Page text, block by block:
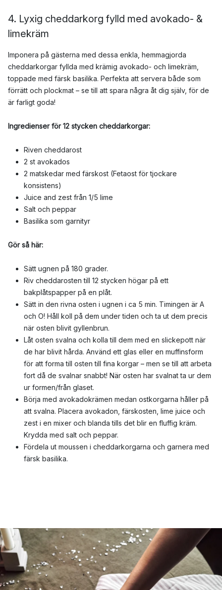
4. Lyxig cheddarkorg fylld med avokado- &
limekräm
Imponera på gästerna med dessa enkla, hemmagjorda
cheddarkorgar fyllda med krämig avokado- och limekräm,
toppade med färsk basilika. Perfekta att servera både som
förrätt och plockmat – se till att spara några åt dig själv, för de
är farligt goda!
Ingredienser för 12 stycken cheddarkorgar:
Riven cheddarost
2 st avokados
2 matskedar med färskost (Fetaost för tjockare
konsistens)
Juice and zest från 1/5 lime
Salt och peppar
Basilika som garnityr
Gör så här:
Sätt ugnen på 180 grader.
Riv cheddarosten till 12 stycken högar på ett
bakplåtspapper på en plåt.
Sätt in den rivna osten i ugnen i ca 5 min. Timingen är A
och O! Håll koll på dem under tiden och ta ut dem precis
när osten blivit gyllenbrun.
Låt osten svalna och kolla till dem med en slickepott när
de har blivit hårda. Använd ett glas eller en muffinsform
för att forma till osten till fina korgar – men se till att arbeta
fort då de svalnar snabbt! När osten har svalnat ta ur dem
ur formen/från glaset.
Börja med avokadokrämen medan ostkorgarna håller på
att svalna. Placera avokadon, färskosten, lime juice och
zest i en mixer och blanda tills det blir en fluffig kräm.
Krydda med salt och peppar.
Fördela ut moussen i cheddarkorgarna och garnera med
färsk basilika.